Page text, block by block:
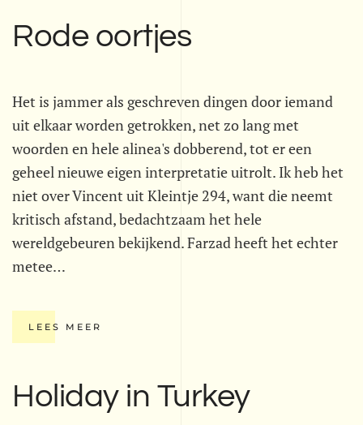
Rode oortjes
Het is jammer als geschreven dingen door iemand
uit elkaar worden getrokken, net zo lang met
woorden en hele alinea's dobberend, tot er een
geheel nieuwe eigen interpretatie uitrolt. Ik heb het
niet over Vincent uit Kleintje 294, want die neemt
kritisch afstand, bedachtzaam het hele
wereldgebeuren bekijkend. Farzad heeft het echter
metee…
LEES MEER
Holiday in Turkey